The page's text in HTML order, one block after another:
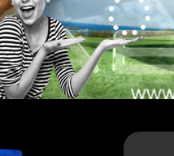
advertising
& mix
Media